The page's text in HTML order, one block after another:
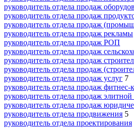
руководитель отдела продаж
руководитель отдела продаж
руководитель отдела продаж
руководитель отдела продаж рекламы
руководитель отдела продаж РОП
руководитель отдела продаж
руководитель отдела продаж
руководитель отдела продаж
руководитель отдела продаж услуг 7
руководитель отдела продаж фитнес-
руководитель отдела продаж
руководитель отдела продаж
руководитель отдела продвижения 5
руководитель отдела проектирования